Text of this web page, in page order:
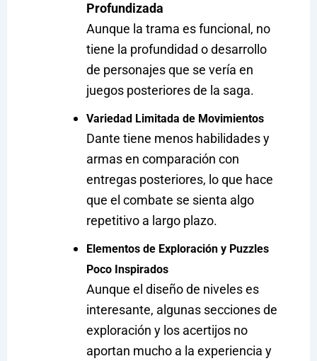
Profundizada
Aunque la trama es funcional, no
tiene la profundidad o desarrollo
de personajes que se vería en
juegos posteriores de la saga.
Variedad Limitada de Movimientos
Dante tiene menos habilidades y
armas en comparación con
entregas posteriores, lo que hace
que el combate se sienta algo
repetitivo a largo plazo.
Elementos de Exploración y Puzzles
Poco Inspirados
Aunque el diseño de niveles es
interesante, algunas secciones de
exploración y los acertijos no
aportan mucho a la experiencia y